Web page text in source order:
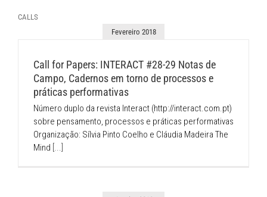
CALLS
Fevereiro 2018
Call for Papers: INTERACT #28-29 Notas de
Campo, Cadernos em torno de processos e
práticas performativas
Número duplo da revista Interact (http://interact.com.pt)
sobre pensamento, processos e práticas performativas
Organização: Sílvia Pinto Coelho e Cláudia Madeira The
Mind [...]